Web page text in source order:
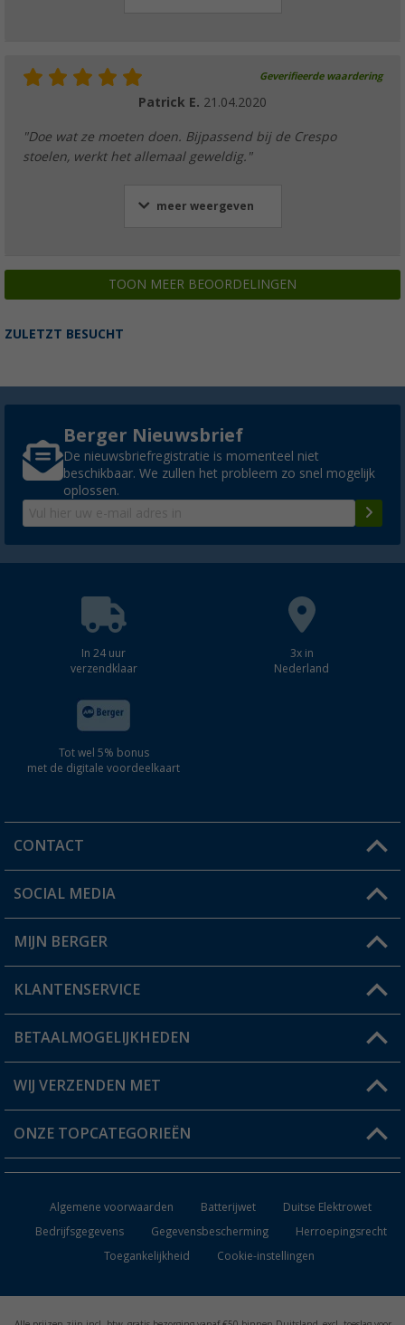
Geverifieerde waardering
Patrick E. 21.04.2020
"Doe wat ze moeten doen. Bijpassend bij de Crespo
stoelen, werkt het allemaal geweldig."
meer weergeven
TOON MEER BEOORDELINGEN
ZULETZT BESUCHT
Berger Nieuwsbrief
De nieuwsbriefregistratie is momenteel niet
beschikbaar. We zullen het probleem zo snel mogelijk
oplossen.
In 24 uur
verzendklaar
3x in
Nederland
Tot wel 5% bonus
met de digitale voordeelkaart
CONTACT
Een vraag?
Winkel vinden
SOCIAL MEDIA
MIJN BERGER
Mijn account
Status bestelling
Verlanglijstje
KLANTENSERVICE
FAQ & Contact
Verzendinformatie
Catalogus
BETAALMOGELIJKHEDEN
WIJ VERZENDEN MET
ONZE TOPCATEGORIEËN
Keukenaccessoires
Campingmeubilair
Campingtoiletten
Algemene voorwaarden Batterijwet
Duitse Elektrowet
Bedrijfsgegevens
Gegevensbescherming
Herroepingsrecht
Toegankelijkheid
Cookie-instellingen